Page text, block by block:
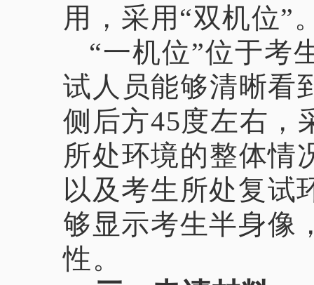
用，采用“双机位”
“一机位”位于考
试人员能够清晰看
侧后方45度左右，
所处环境的整体情
以及考生所处复试
够显示考生半身像
性。